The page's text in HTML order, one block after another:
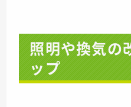
照明や換気の
ップ